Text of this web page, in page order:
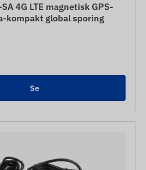
4G LTE magnetisk GPS-
kompakt global sporing
Se